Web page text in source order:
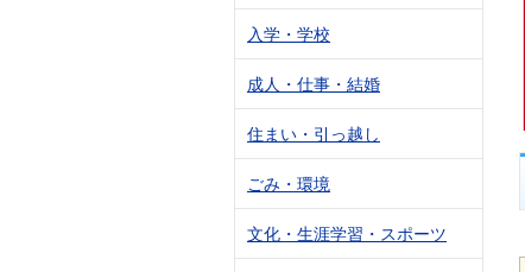
入学・学校
成人・仕事・結婚
住まい・引っ越し
ごみ・環境
文化・生涯学習・スポーツ